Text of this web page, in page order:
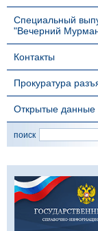
Специальный
"Вечерний
Контакты
Прокуратура
Открытые данные
поиск